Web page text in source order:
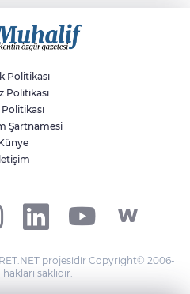
engellilik,
gelecek
Politikası
Politikası
Şartnamesi
projesidir Copyright© 2006-
saklıdır.